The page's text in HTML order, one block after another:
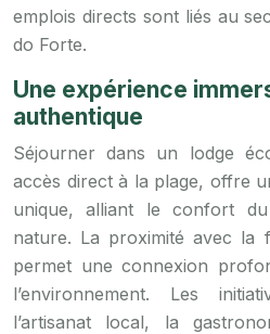
emplois directs sont liés au
do Forte.
Une expérience
authentique
Séjourner dans un lodge
accès direct à la plage, offre
unique, alliant le confort
nature. La proximité avec la
permet une connexion
l’environnement. Les
l’artisanat local, la